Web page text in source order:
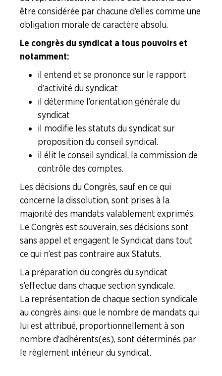
Assemblée Générale
Le syndicalisme... En vidéo
BOITE
AGENDA
Pourquoi
adhérer ?
être considérée par chacune d’elles comme une
obligation morale de caractère absolu.
Le congrès du syndicat a tous pouvoirs et
notamment :
il entend et se prononce sur le rapport
d’activité du syndicat
il détermine l’orientation générale du
syndicat
il modifie les statuts du syndicat sur
proposition du conseil syndical.
il élit le conseil syndical, la commission de
contrôle des comptes.
Les décisions du Congrès, sauf en ce qui
concerne la dissolution, sont prises à la
majorité des mandats valablement exprimés.
Le Congrès est souverain, ses décisions sont
sans appel et engagent le Syndicat dans tout
ce qui n’est pas contraire aux Statuts.
La préparation du congrès du syndicat
s’effectue dans chaque section syndicale.
La représentation de chaque section syndicale
au congrès ainsi que le nombre de mandats qui
lui est attribué, proportionnellement à son
nombre d’adhérents(es), sont déterminés par
le règlement intérieur du syndicat.